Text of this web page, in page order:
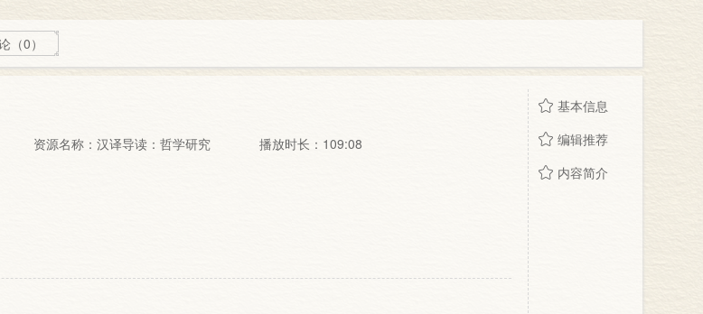
（0）
资源名称：汉译导读：哲学研究
播放时长：109:08
基本信息
编辑推荐
内容简介